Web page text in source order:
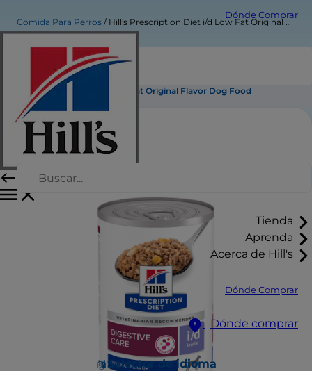
Dónde Comprar
Tienda
Aprenda
Acerca de Hill's
Dónde Comprar
Dónde comprar
Selector de idioma
Comida Para Perros Hill's Prescription Diet i/d Low Fat Original Flavor Dog Food
Hill's Prescription Diet i/d Low Fat Original Flavor Dog Food